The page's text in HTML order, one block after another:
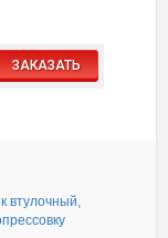
ЗАКАЗАТЬ
втулочный,